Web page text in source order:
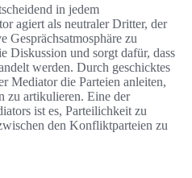
in jedem
agiert als neutraler Dritter, der
Gesprächsatmosphäre zu
Diskussion und sorgt dafür, dass
werden. Durch geschicktes
Mediator die Parteien anleiten,
zu artikulieren. Eine der
ist es, Parteilichkeit zu
den Konfliktparteien zu